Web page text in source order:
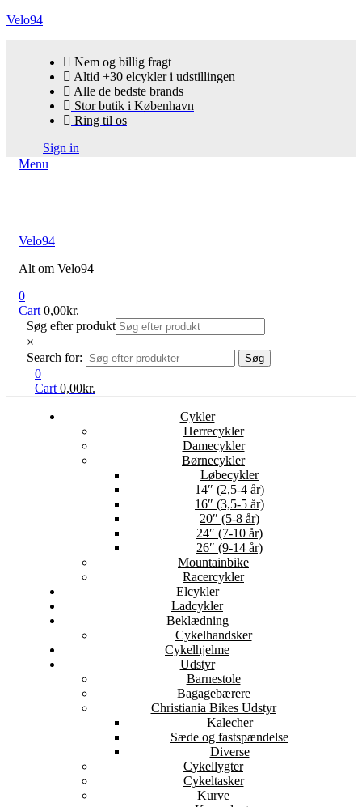
Velo94
Nem og billig fragt
Altid +30 elcykler i udstillingen
Alle de bedste brands
Stor butik i København
Ring til os
Sign in
Menu
Velo94
Alt om Velo94
0
Cart 0,00kr.
Søg efter produkt
×
Search for:
Søg
0
Cart 0,00kr.
Cykler
Herrecykler
Damecykler
Børnecykler
Løbecykler
14″ (2,5-4 år)
16″ (3,5-5 år)
20″ (5-8 år)
24″ (7-10 år)
26″ (9-14 år)
Mountainbike
Racercykler
Elcykler
Ladcykler
Beklædning
Cykelhandsker
Cykelhjelme
Udstyr
Barnestole
Bagagebærere
Christiania Bikes Udstyr
Kalecher
Sæde og fastspændelse
Diverse
Cykellygter
Cykeltasker
Kurve